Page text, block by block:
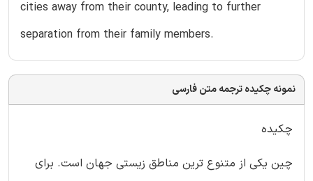
cities away from their county, leading to further
separation from their family members.
نمونه چکیده ترجمه متن فارسی
چکیده
چین یکی از متنوع ترین مناطق زیستی جهان است. برای